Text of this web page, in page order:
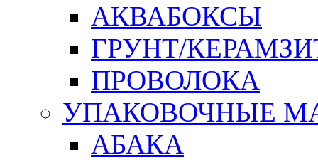
АКВАБОКСЫ
ГРУНТ/
ПРОВОЛОКА
УПАКОВОЧНЫЕ
АБАКА